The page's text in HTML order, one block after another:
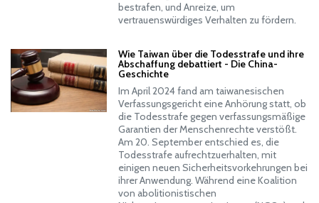
bestrafen, und Anreize, um
vertrauenswürdiges Verhalten zu fördern.
Wie Taiwan über die Todesstrafe und ihre
Abschaffung debattiert - Die China-
Geschichte
Im April 2024 fand am taiwanesischen
Verfassungsgericht eine Anhörung statt, ob
die Todesstrafe gegen verfassungsmäßige
Garantien der Menschenrechte verstößt.
Am 20. September entschied es, die
Todesstrafe aufrechtzuerhalten, mit
einigen neuen Sicherheitsvorkehrungen bei
ihrer Anwendung. Während eine Koalition
von abolitionistischen